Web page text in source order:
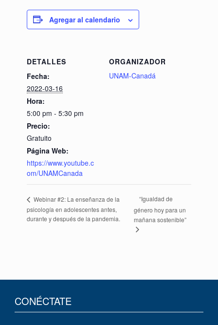
Agregar al calendario
DETALLES
Fecha:
2022-03-16
Hora:
5:00 pm - 5:30 pm
Precio:
Gratuito
Página Web:
https://www.youtube.c
om/UNAMCanada
ORGANIZADOR
UNAM-Canadá
Webinar #2: La enseñanza de la
psicología en adolescentes antes,
durante y después de la pandemia.
“Igualdad de
género hoy para un
mañana sostenible”
CONÉCTATE